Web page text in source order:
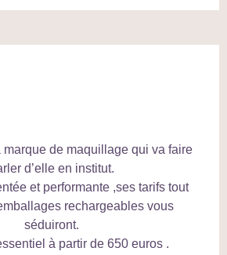
marque de maquillage qui va faire
d’elle en institut.
et performante ,ses tarifs tout
rechargeables vous
séduiront.
à partir de 650 euros .